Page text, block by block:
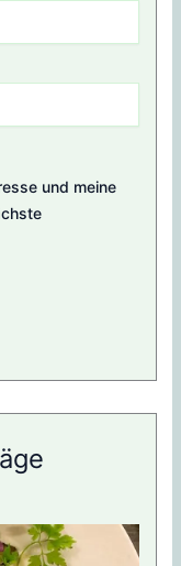
und meine